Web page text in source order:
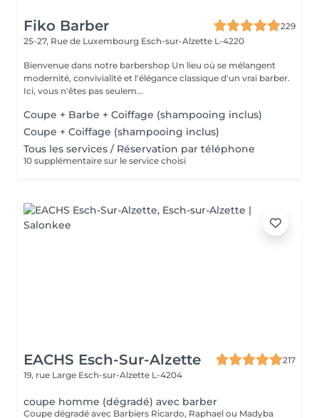
Fiko Barber
229
25-27, Rue de Luxembourg Esch-sur-Alzette L-4220
Bienvenue dans notre barbershop Un lieu où se mélangent
modernité, convivialité et l'élégance classique d'un vrai barber.
Ici, vous n'êtes pas seulem...
Coupe + Barbe + Coiffage (shampooing inclus)
Coupe + Coiffage (shampooing inclus)
Tous les services / Réservation par téléphone
10 supplémentaire sur le service choisi
EACHS Esch-Sur-Alzette
217
19, rue Large Esch-sur-Alzette L-4204
coupe homme (dégradé) avec barber
Coupe dégradé avec Barbiers Ricardo, Raphael ou Madyba